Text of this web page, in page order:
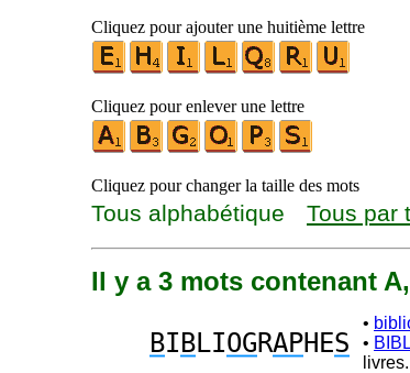
Cliquez pour ajouter une huitième lettre
Cliquez pour enlever une lettre
Cliquez pour changer la taille des mots
Tous alphabétique Tous par
Il y a 3 mots contenant
BI BLIOGRAPHES
•
•
livres.